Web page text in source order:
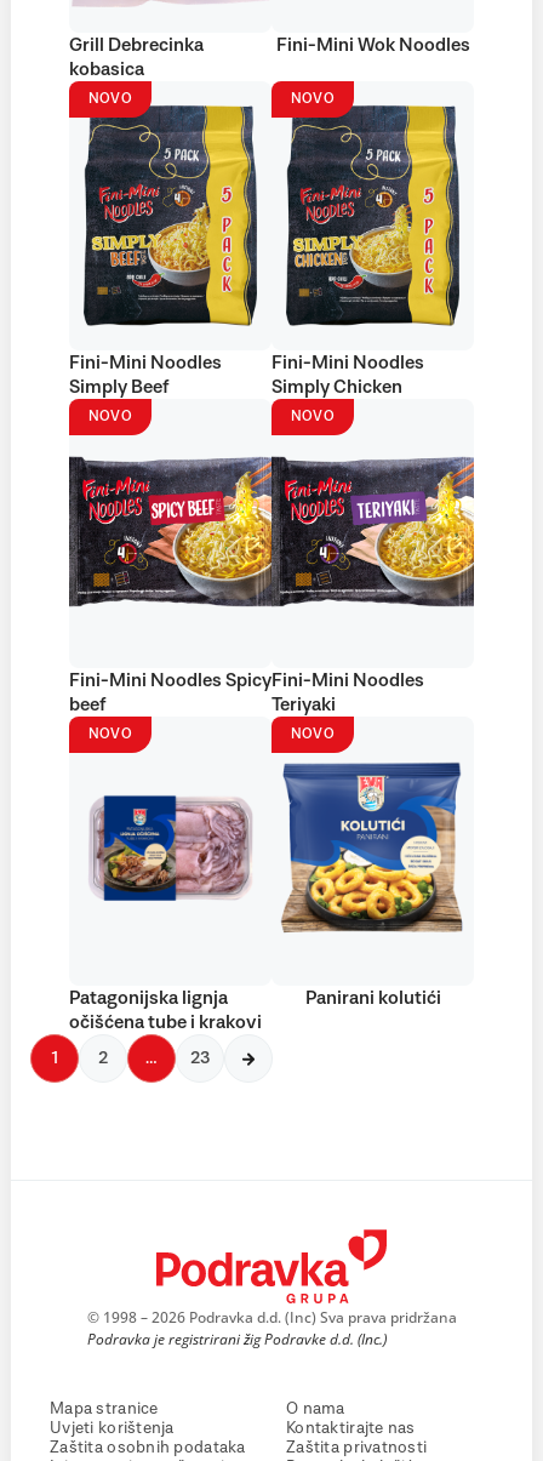
Grill Debrecinka
kobasica
Fini-Mini Wok Noodles
NOVO
Fini-Mini Noodles
Simply Beef
NOVO
Fini-Mini Noodles
Simply Chicken
NOVO
Fini-Mini Noodles Spicy
beef
NOVO
Fini-Mini Noodles
Teriyaki
NOVO
Patagonijska lignja
očišćena tube i krakovi
NOVO
Panirani kolutići
1 2 … 23
© 1998 – 2026 Podravka d.d. (Inc) Sva prava pridržana
Podravka je registrirani žig Podravke d.d. (Inc.)
Mapa stranice
Uvjeti korištenja
Zaštita osobnih podataka
O nama
Kontaktirajte nas
Zaštita privatnosti